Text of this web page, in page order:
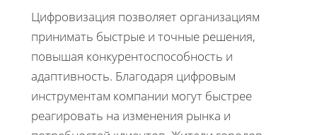
Цифровизация позволяет организациям
принимать быстрые и точные решения,
повышая конкурентоспособность и
адаптивность. Благодаря цифровым
инструментам компании могут быстрее
реагировать на изменения рынка и